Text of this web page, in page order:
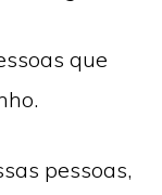
que
pessoas,